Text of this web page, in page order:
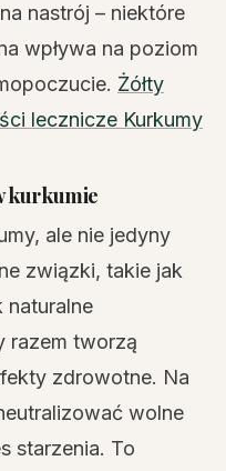
nastrój – niektóre
wpływa na poziom
Żółty
lecznicze Kurkumy
kurkumie
ale nie jedyny
związki, takie jak
naturalne
razem tworzą
zdrowotne. Na
wolne
starzenia. To